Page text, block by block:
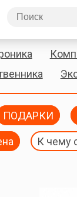
ПОДАРКИ
К чему